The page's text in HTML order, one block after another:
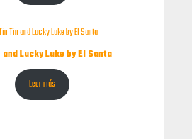
Lucky Luke by El Santa
Leer más